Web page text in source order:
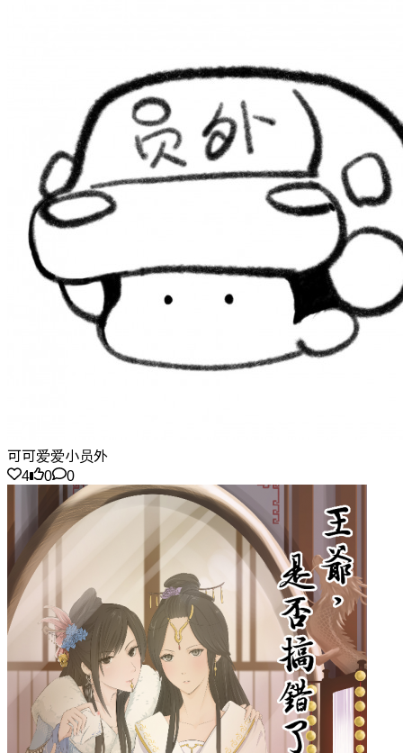
可可爱爱小员外
4
0 0